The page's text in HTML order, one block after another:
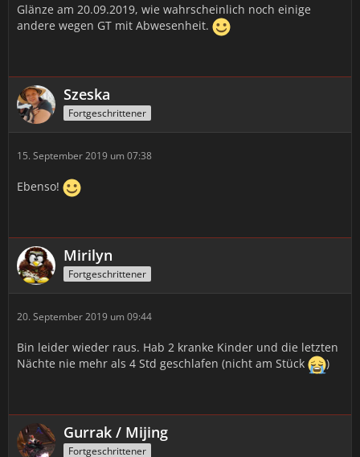
Glänze am 20.09.2019, wie wahrscheinlich noch einige
andere wegen GT mit Abwesenheit.
Szeska
Fortgeschrittener
15. September 2019 um 07:38
Ebenso!
Mirilyn
Fortgeschrittener
20. September 2019 um 09:44
Bin leider wieder raus. Hab 2 kranke Kinder und die letzten
Nächte nie mehr als 4 Std geschlafen (nicht am Stück
)
Gurrak / Mijing
Fortgeschrittener